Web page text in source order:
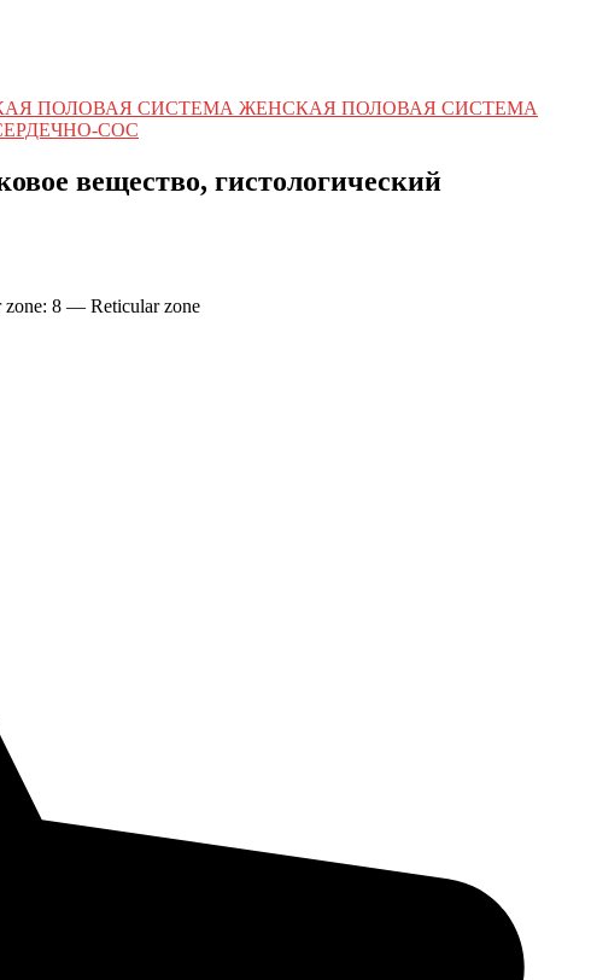
ПОЛОВАЯ СИСТЕМА ЖЕНСКАЯ ПОЛОВАЯ СИСТЕМА
СОС
вещество, гистологический
8 — Reticular zone